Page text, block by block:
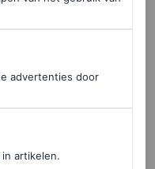
advertenties door
in artikelen.